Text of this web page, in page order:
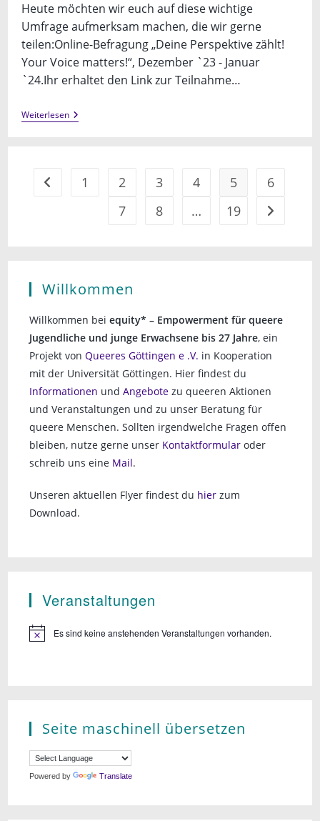
Heute möchten wir euch auf diese wichtige
Umfrage aufmerksam machen, die wir gerne
teilen:Online-Befragung „Deine Perspektive zählt!
Your Voice matters!“, Dezember `23 - Januar
`24.Ihr erhaltet den Link zur Teilnahme…
WeiterlesenOnline-
Befragung
Beschäftigte
Gehe zur vorherigen Seite
1 2 3 4 5
6
7
8 … 19 Gehe zur
Willkommen
Willkommen beiequity* – Empowerment für queere
Jugendliche und junge Erwachsene bis 27 Jahre, ein
Projekt vonQueeres Göttingen e .V. in Kooperation
mit der Universität Göttingen. Hier findest du
Informationen undAngebote zu queeren Aktionen
und Veranstaltungen und zu unser Beratung für
queere Menschen. Sollten irgendwelche Fragen offen
bleiben, nutze gerne unser Kontaktformular oder
schreib uns eine Mail.
Unseren aktuellen Flyer findest du hier zum
Download.
Veranstaltungen
Es sind keine anstehenden Veranstaltungen vorhanden.
Seite maschinell übersetzen
Powered by Translate